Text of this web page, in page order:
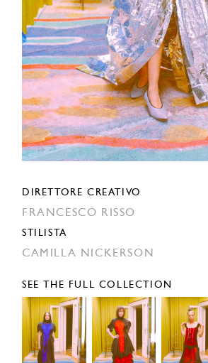
DIRETTORE CREATIVO
FRANCESCO RISSO
STILISTA
CAMILLA NICKERSON
SEE THE FULL COLLECTION